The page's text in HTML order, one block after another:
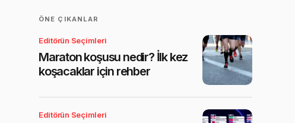
ÖNE ÇIKANLAR
Editörün Seçimleri
Maraton koşusu nedir? İlk kez
koşacaklar için rehber
Editörün Seçimleri